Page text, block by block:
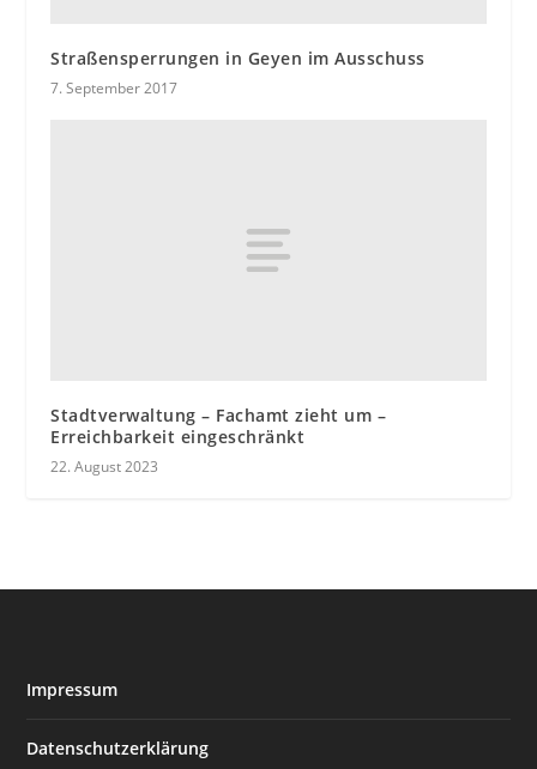
Straßensperrungen in Geyen im Ausschuss
7. September 2017
Stadtverwaltung – Fachamt zieht um –
Erreichbarkeit eingeschränkt
22. August 2023
Impressum
Datenschutzerklärung